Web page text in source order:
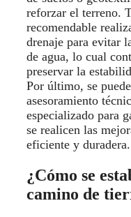
reforzar el terreno.
recomendable
drenaje para evitar
de agua, lo cual
preservar la
Por último, se
asesoramiento
especializado para
se realicen las
eficiente y duradera.
¿Cómo se
camino de